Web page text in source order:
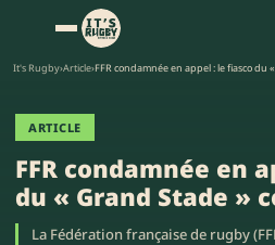
It's Rugby›Article›FFR condamnée en appel : le fiasco du
ARTICLE
FFR condamnée en
du « Grand Stade »
La Fédération française de rugby